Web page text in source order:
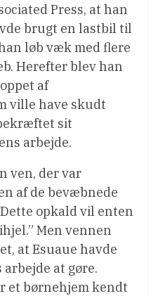
Press, at han
brugt en lastbil til
løb væk med flere
Herefter blev han
af
ville have skudt
sit
arbejde.
ven, der var
af de bevæbnede
opkald vil enten
Men vennen
at Esuaue havde
at gøre.
et børnehjem kendt